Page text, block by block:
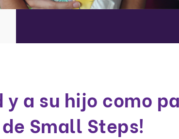
a su hijo como
Small Steps!